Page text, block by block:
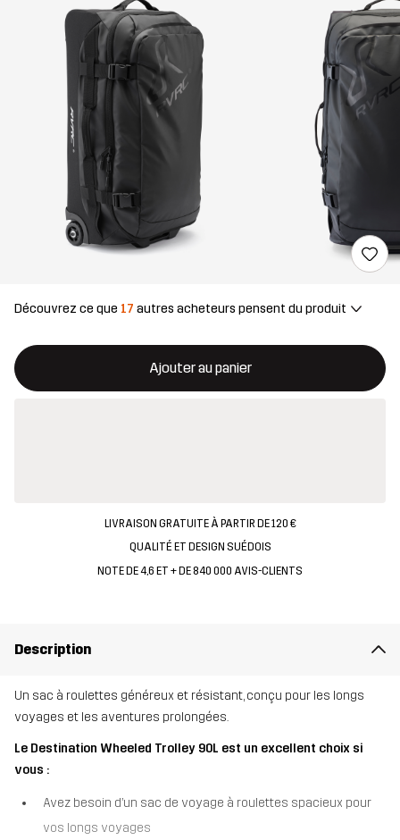
Découvrez ce que 17 autres acheteurs pensent du produit
Ajouter au panier
Ce bouton ouvrira une fenêtre modale confirmant un nouvel
{{taille}} non disponible
LIVRAISON GRATUITE À PARTIR DE 120 €
QUALITÉ ET DESIGN SUÉDOIS
NOTE DE 4,6 ET + DE 840 000 AVIS-CLIENTS
Description
Un sac à roulettes généreux et résistant, conçu pour les longs
voyages et les aventures prolongées.
Le Destination Wheeled Trolley 90L est un excellent choix si
vous :
Avez besoin d’un sac de voyage à roulettes spacieux pour
vos longs voyages